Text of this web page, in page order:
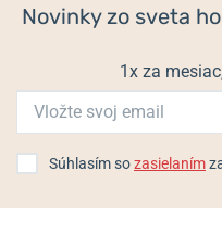
Duncker-Straße 8, D-21035
Populárne
Citizen Promaster
Novinky zo sveta
1x za
Súhlasím sozasielaním